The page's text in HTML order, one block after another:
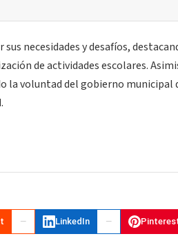
necesidades y desafíos,
de actividades escolares.
la voluntad del gobierno municipal
LinkedIn